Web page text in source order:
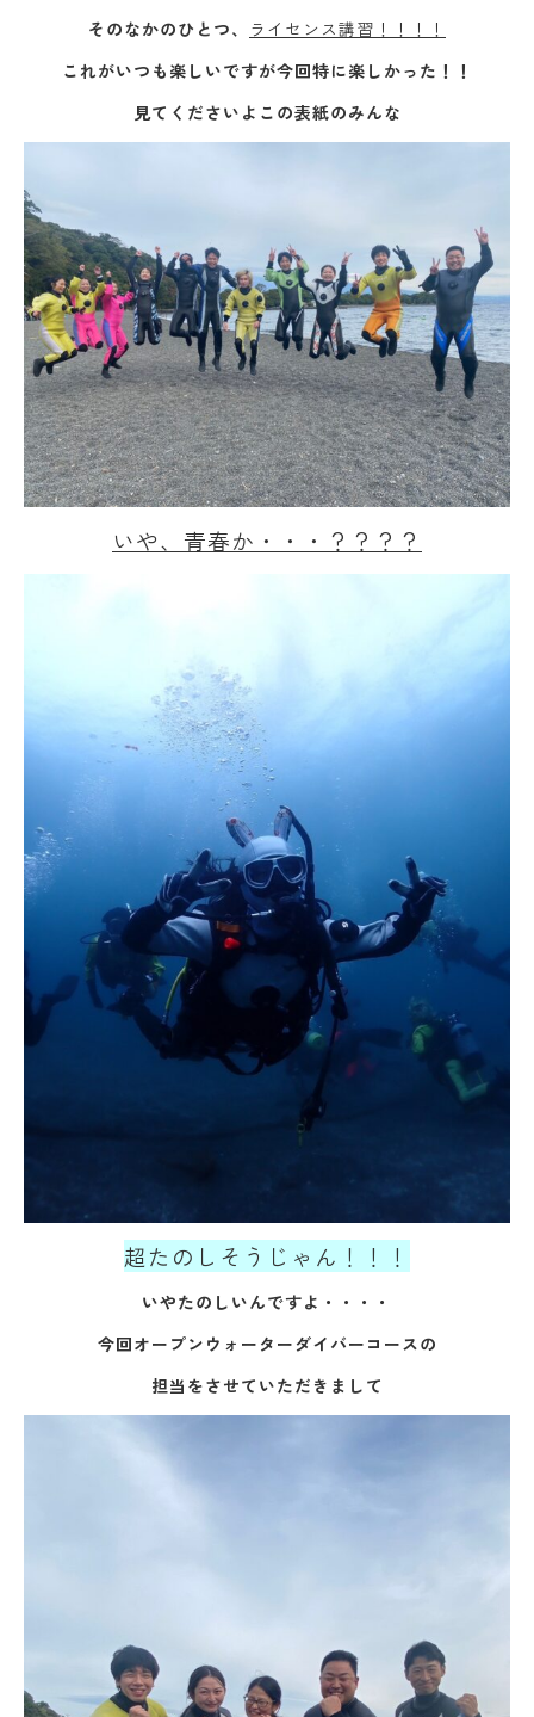
そのなかのひとつ、 ライセンス講習！！！！
これがいつも楽しいですが今回特に楽しかった！！
見てくださいよこの表紙のみんな
いや、青春か・・・？？？？
超たのしそうじゃん！！！
いやたのしいんですよ・・・・
今回オープンウォーターダイバーコースの
担当をさせていただきまして